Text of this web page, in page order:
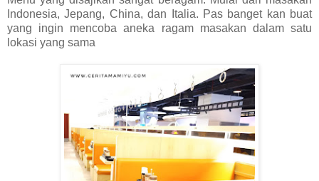
Indonesia, Jepang, China, dan Italia. Pas banget kan buat
yang ingin mencoba aneka ragam masakan dalam satu
lokasi yang sama